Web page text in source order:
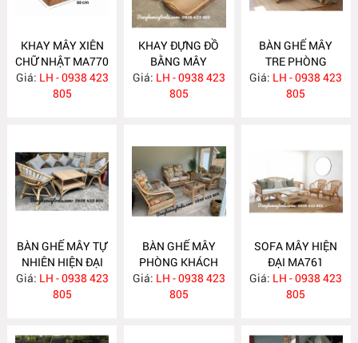
KHAY MÂY XIÊN
CHỮ NHẬT MA770
Giá: LH - 0938 423
805
KHAY ĐỰNG ĐỒ
BẰNG MÂY
MA769
Giá: LH - 0938 423
805
BÀN GHẾ MÂY
TRE PHÒNG
KHÁCH MA764
Giá: LH - 0938 423
805
BÀN GHẾ MÂY TỰ
NHIÊN HIỆN ĐẠI
MA763
Giá: LH - 0938 423
805
BÀN GHẾ MÂY
PHÒNG KHÁCH
MA762
Giá: LH - 0938 423
805
SOFA MÂY HIỆN
ĐẠI MA761
Giá: LH - 0938 423
805